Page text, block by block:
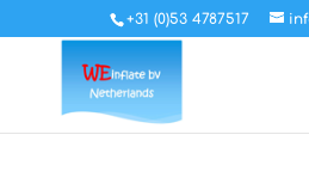
+31 (0)53 4787517